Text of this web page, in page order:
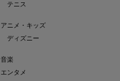
テニス
アニメ・キッズ
ディズニー
音楽
エンタメ